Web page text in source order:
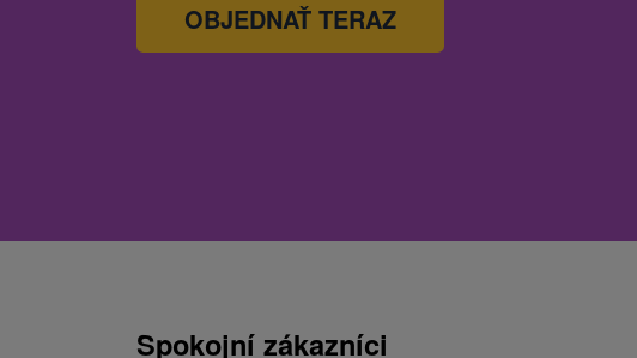
OBJEDNAŤ TERAZ
Spokojní zákazníci